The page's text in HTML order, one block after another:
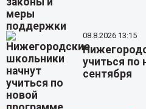
08.8.2026 13:15
учиться по
сентября